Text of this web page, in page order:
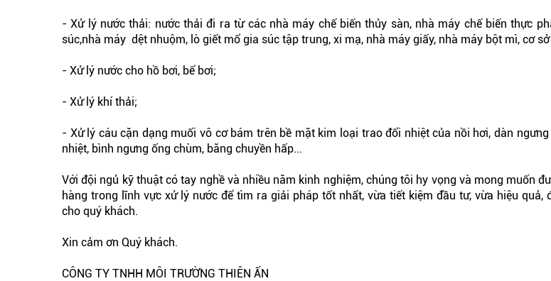
- Xử lý nước thải: nước thải đi ra từ các nhà máy chế biến thủy sàn, nhà máy chế biến thực
súc,nhà máy dệt nhuộm, lò giết mổ gia súc tập trung, xi mạ, nhà máy giấy, nhà máy bột mì, cơ
- Xử lý nước cho hồ bơi, bể bơi;
- Xử lý khí thải;
- Xử lý cáu cặn dạng muối vô cơ bám trên bề mặt kim loại trao đổi nhiệt của nồi hơi, dàn
nhiệt, bình ngưng ống chùm, băng chuyền hấp...
Với đội ngủ kỹ thuật có tay nghề và nhiều năm kinh nghiệm, chúng tôi hy vọng và mong muốn
hàng trong lĩnh vực xử lý nước để tìm ra giải pháp tốt nhất, vừa tiết kiệm đầu tư, vừa hiệu quả,
cho quý khách.
Xin cảm ơn Quý khách.
CÔNG TY TNHH MÔI TRƯỜNG THIÊN ẤN